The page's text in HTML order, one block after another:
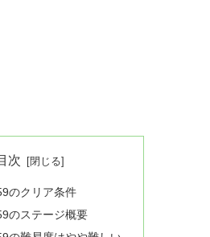
次
のクリア条件
のステージ概要